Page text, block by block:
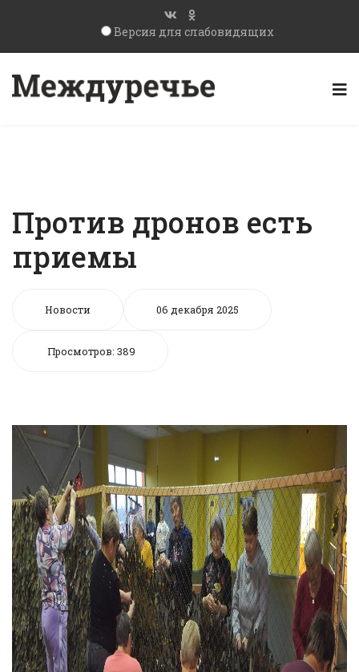
Версия для слабовидящих
Против дронов есть
приемы
Новости 06 декабря 2025
Просмотров: 389